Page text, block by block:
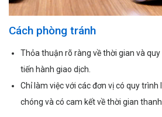
Cách phòng tránh
Thỏa thuận rõ ràng về thời gian và
tiến hành giao dịch.
Chỉ làm việc với các đơn vị có quy trình
chóng và có cam kết về thời gian